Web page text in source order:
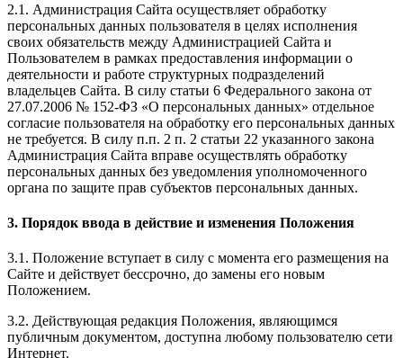
2.1. Администрация Сайта осуществляет обработку
персональных данных пользователя в целях исполнения
своих обязательств между Администрацией Сайта и
Пользователем в рамках предоставления информации о
деятельности и работе структурных подразделений
владельцев Сайта. В силу статьи 6 Федерального закона от
27.07.2006 № 152-ФЗ «О персональных данных» отдельное
согласие пользователя на обработку его персональных данных
не требуется. В силу п.п. 2 п. 2 статьи 22 указанного закона
Администрация Сайта вправе осуществлять обработку
персональных данных без уведомления уполномоченного
органа по защите прав субъектов персональных данных.
3. Порядок ввода в действие и изменения Положения
3.1. Положение вступает в силу с момента его размещения на
Сайте и действует бессрочно, до замены его новым
Положением.
3.2. Действующая редакция Положения, являющимся
публичным документом, доступна любому пользователю сети
Интернет.